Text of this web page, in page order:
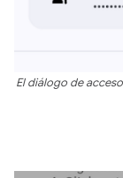
El diálogo de